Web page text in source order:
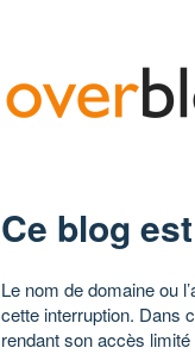
Ce blog
Le nom de domaine ou
cette interruption. Dans
rendant son accès limité